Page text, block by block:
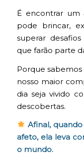
É encontrar um
pode brincar,
superar
que farão parte
Porque sabemos
nosso maior
dia seja vivido
descobertas.
Afinal,
afeto, ela leva
o mundo.